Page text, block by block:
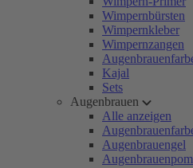
Wimpernbürsten
Wimpernkleber
Wimpernzangen
Kajal
Sets
Augenbrauen
Alle anzeigen
Augenbrauengel